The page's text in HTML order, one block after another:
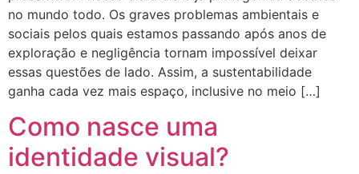
no mundo todo. Os graves problemas ambientais e
sociais pelos quais estamos passando após anos de
exploração e negligência tornam impossível deixar
essas questões de lado. Assim, a sustentabilidade
ganha cada vez mais espaço, inclusive no meio […]
Como nasce uma
identidade visual?